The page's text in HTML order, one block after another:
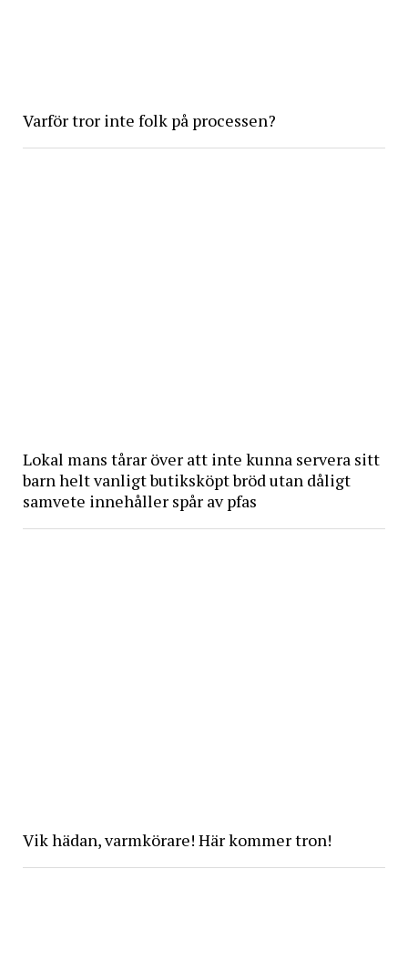
Varför tror inte folk på processen?
Lokal mans tårar över att inte kunna servera sitt
barn helt vanligt butiksköpt bröd utan dåligt
samvete innehåller spår av pfas
Vik hädan, varmkörare! Här kommer tron!